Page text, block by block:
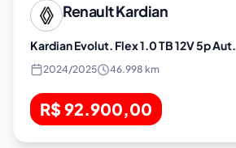
RenaultKardian
Kardian Evolut. Flex 1.0 TB 12V 5p Aut.
2024/2025 46.998 km
R$ 92.900,00